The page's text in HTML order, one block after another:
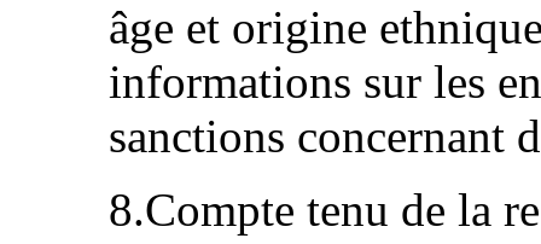
âge et origine
informations sur les
sanctions concernant
8.Compte tenu de la